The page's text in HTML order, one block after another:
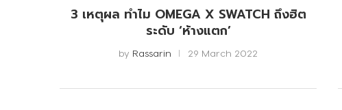
3 เหตุผล ทำไม OMEGA X SWATCH ถึงฮิต
ระดับ ‘ห้างแตก’
by Rassarin 29 March 2022